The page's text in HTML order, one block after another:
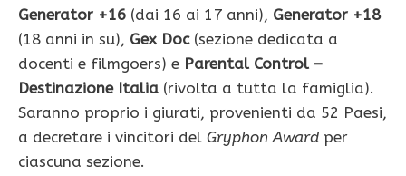
Generator +16 (dai 16 ai 17 anni), Generator +18
(18 anni in su), Gex Doc(sezione dedicata a
docenti e filmgoers) e Parental Control –
Destinazione Italia (rivolta a tutta la famiglia).
Saranno proprio i giurati, provenienti da 52 Paesi,
a decretare i vincitori del Gryphon Award per
ciascuna sezione.